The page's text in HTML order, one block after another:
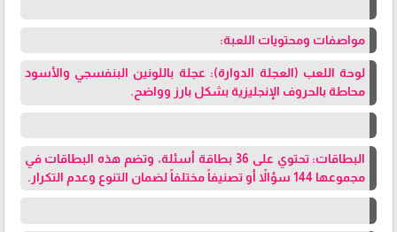
مواصفات ومحتويات اللعبة:
لوحة اللعب (العجلة الدوارة): عجلة باللونين البنفسجي والأسود
محاطة بالحروف الإنجليزية بشكل بارز وواضح.
البطاقات: تحتوي على 36 بطاقة أسئلة، وتضم هذه البطاقات في
مجموعها 144 سؤالاً أو تصنيفاً مختلفاً لضمان التنوع وعدم التكرار.